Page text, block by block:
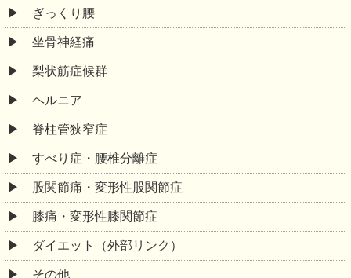
ぎっくり腰
坐骨神経痛
梨状筋症候群
ヘルニア
脊柱管狭窄症
すべり症・腰椎分離症
股関節痛・変形性股関節症
膝痛・変形性膝関節症
ダイエット（外部リンク）
その他